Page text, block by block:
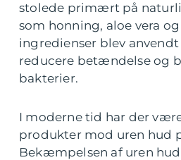
stolede primært på
som honning, aloe vera
ingredienser blev
reducere betændelse og
bakterier.
I moderne tid har der
produkter mod uren hud
Bekæmpelsen af uren